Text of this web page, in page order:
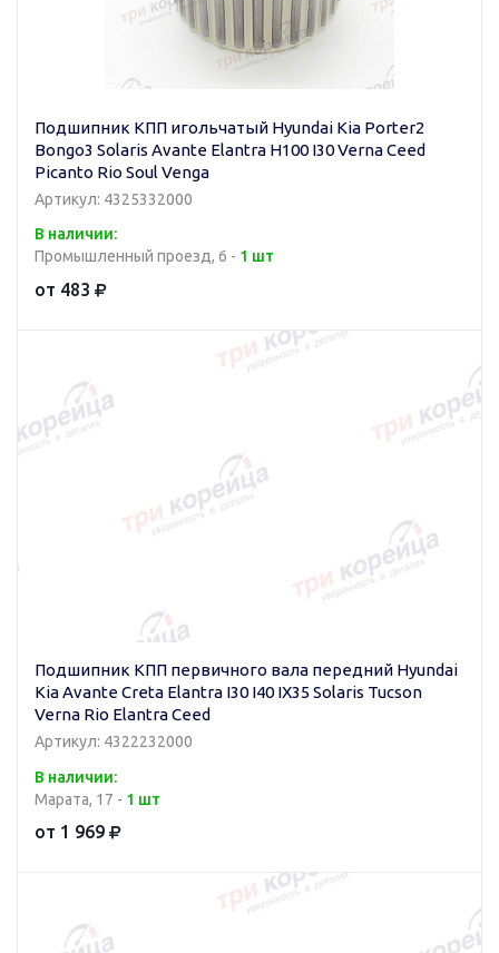
Подшипник КПП игольчатый Hyundai Kia Porter2
Bongo3 Solaris Avante Elantra H100 I30 Verna Ceed
Picanto Rio Soul Venga
Артикул: 4325332000
В наличии:
Промышленный проезд, 6 - 1 шт
от 483
Подшипник КПП первичного вала передний Hyundai
Kia Avante Creta Elantra I30 I40 IX35 Solaris Tucson
Verna Rio Elantra Ceed
Артикул: 4322232000
В наличии:
Марата, 17 - 1 шт
от 1 969